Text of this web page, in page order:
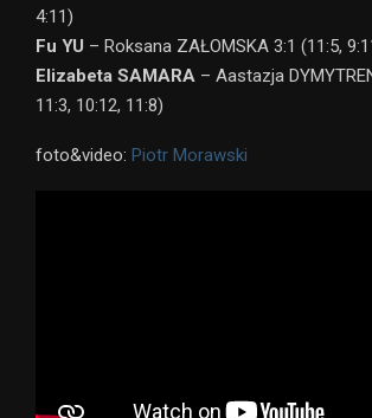
4:11)
Fu YU – Roksana ZAŁOMSKA 3:1 (11:5,
Elizabeta SAMARA – Aastazja
11:3, 10:12, 11:8)
foto&video: Piotr Morawski